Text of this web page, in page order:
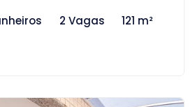
2 Vagas 121 m²